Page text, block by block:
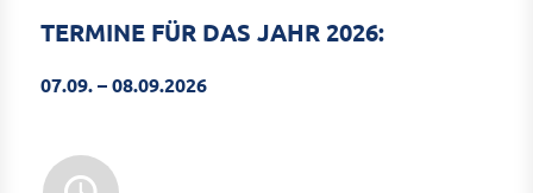
TERMINE FÜR DAS JAHR 2026:
07.09. – 08.09.2026